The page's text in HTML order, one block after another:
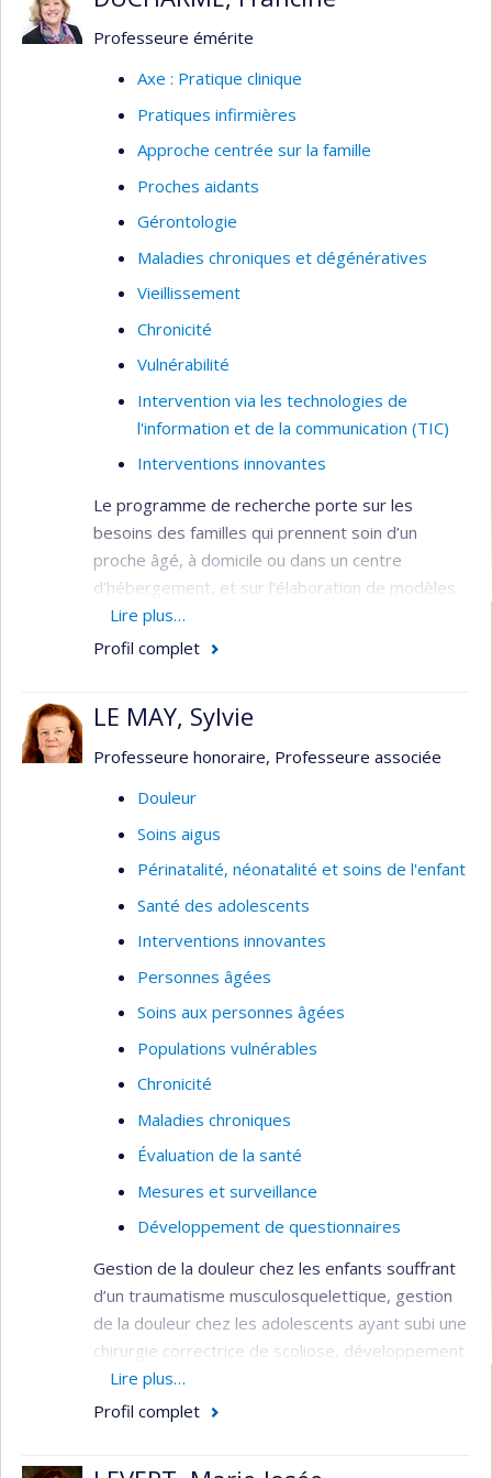
personne âgée et à la famille, à des projets qui
ont donné lieu à des programmes de formation
sciences infirmière de l'Université de Montréal.
Son projet postdoctoral de style recherche-
action est une continuité de son sujet doctoral et
se focalise sur la clientèle âgée atteinte de
troubles neurocognitifs majeurs.
Professeure émérite
Axe : Pratique clinique
Pratiques infirmières
Approche centrée sur la famille
Proches aidants
Gérontologie
Maladies chroniques et dégénératives
Vieillissement
Chronicité
Vulnérabilité
Intervention via les technologies de
l'information et de la communication (TIC)
Interventions innovantes
Le programme de recherche porte sur les
besoins des familles qui prennent soin d’un
proche âgé, à domicile ou dans un centre
d’hébergement, et sur l'élaboration de modèles
novateurs et efficaces d’intervention en soins
infirmiers auprès de ces familles, notamment les
cognitive.
Domaines d'expertise
Proches aidants de personnes âgées
Soins aux personnes âgées et à leur famille
à domicile et en établissement de santé
Interventions psychoéducatives innovantes
pour les familles des personnes âgées
Lire plus…
Profil complet
LE MAY, Sylvie
Professeure honoraire, Professeure associée
Douleur
Soins aigus
Périnatalité, néonatalité et soins de l'enfant
Santé des adolescents
Interventions innovantes
Personnes âgées
Soins aux personnes âgées
Populations vulnérables
Chronicité
Maladies chroniques
Évaluation de la santé
Mesures et surveillance
Développement de questionnaires
Gestion de la douleur chez les enfants souffrant
d’un traumatisme musculosquelettique, gestion
de la douleur chez les adolescents ayant subi une
chirurgie correctrice de scoliose, développement
et validation d’instruments de mesure de la
douleur : ce ne sont là que quelques sujets sur
Lire plus…
Profil complet